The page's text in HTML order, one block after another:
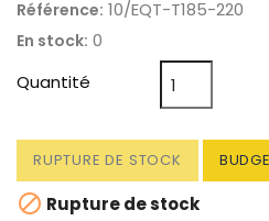
Référence: 10/EQT-T185-220
En stock: 0
Quantité
RUPTURE DE STOCK
 Rupture de stock